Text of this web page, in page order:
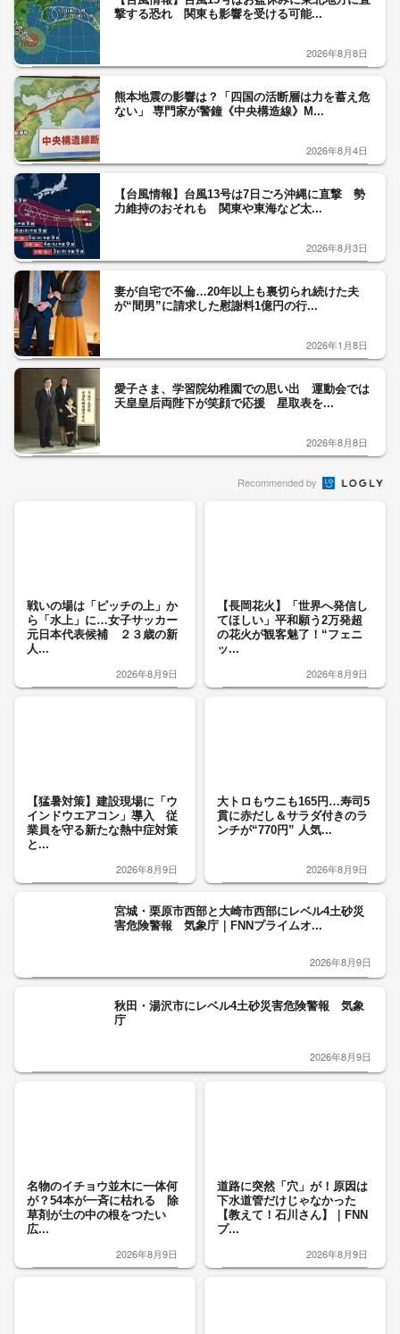
撃する恐れ 関東も影響を受ける可能...
2026年8月8日
熊本地震の影響は？「四国の活断層は力を蓄え危
ない」 専門家が警鐘《中央構造線》M...
2026年8月4日
【台風情報】台風13号は7日ごろ沖縄に直撃 勢
力維持のおそれも 関東や東海など太...
2026年8月3日
妻が自宅で不倫…20年以上も裏切られ続けた夫
が“間男”に請求した慰謝料1億円の行...
2026年1月8日
愛子さま、学習院幼稚園での思い出 運動会では
天皇皇后両陛下が笑顔で応援 星取表を...
2026年8月8日
Recommended by
戦いの場は「ピッチの上」か
ら「水上」に…女子サッカー
元日本代表候補 ２３歳の新
人...
2026年8月9日
【長岡花火】「世界へ発信し
てほしい」平和願う2万発超
の花火が観客魅了！“フェニ
ッ...
2026年8月9日
【猛暑対策】建設現場に「ウ
インドウエアコン」導入 従
業員を守る新たな熱中症対策
と...
2026年8月9日
大トロもウニも165円…寿司5
貫に赤だし＆サラダ付きのラ
ンチが“770円” 人気...
2026年8月9日
宮城・栗原市西部と大崎市西部にレベル4土砂災
害危険警報 気象庁｜FNNプライムオ...
2026年8月9日
秋田・湯沢市にレベル4土砂災害危険警報 気象
庁
2026年8月9日
名物のイチョウ並木に一体何
が？54本が一斉に枯れる 除
草剤が土の中の根をつたい
広...
2026年8月9日
道路に突然「穴」が！原因は
下水道管だけじゃなかった
【教えて！石川さん】｜FNN
プ...
2026年8月9日